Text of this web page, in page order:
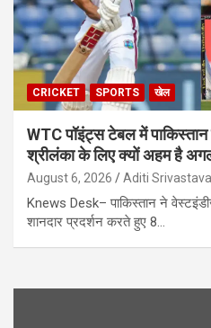
CRICKET SPORTS खेल
WTC पॉइंट्स टेबल में
श्रीलंका के लिए क्यों अहम है
August 6, 2026 Aditi Srivastava
Knews Desk– पाकिस्तान ने
शानदार प्रदर्शन करते हुए 8…